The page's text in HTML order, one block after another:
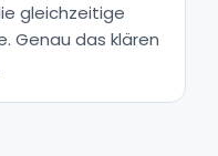
gleichzeitige
Genau das klären